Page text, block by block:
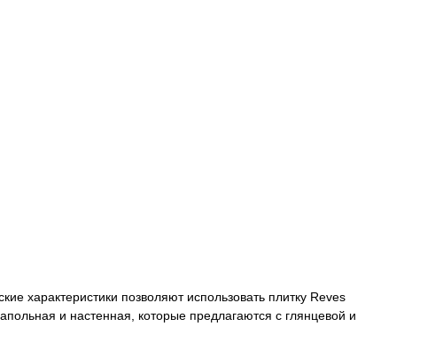
характеристики позволяют использовать плитку Reves
и настенная, которые предлагаются с глянцевой и